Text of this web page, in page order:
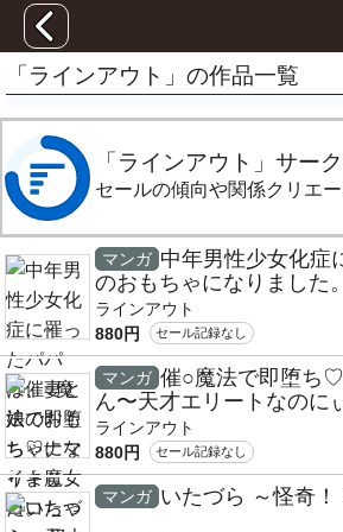
「ラインアウト」の作品一覧
「ラインアウト」サー
セールの傾向や関係クリエ
マンガ 中年男性少女化症
のおもちゃになりました。
ラインアウト
880円
セール記録なし
マンガ 催○魔法で即堕ち
ん〜天才エリートなの
コ負けアクメ♡キメちゃ
ラインアウト
880円
セール記録なし
マンガ いたづら ～怪奇！